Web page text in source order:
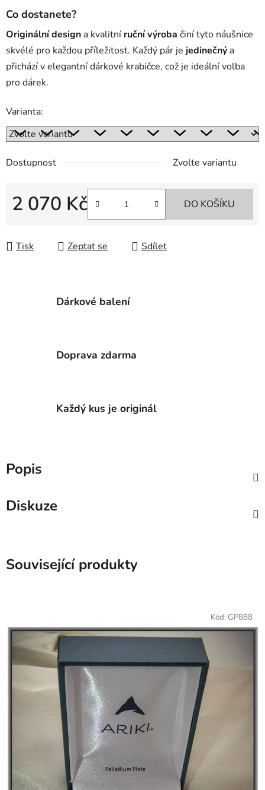
Co dostanete?
Originální design a kvalitní ruční výroba činí tyto náušnice
skvélé pro každou příležitost. Každý pár je jedinečný a
přichází v elegantní dárkové krabičce, což je ideální volba
pro dárek.
Varianta:
Dostupnost Zvolte variantu
2 070 Kč DO KOŠÍKU
Tisk Zeptat se Sdílet
Dárkové balení
Doprava zdarma
Každý kus je originál
Popis
Diskuze
Související produkty
Kód: GP888